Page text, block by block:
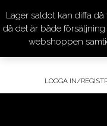
KVALITET
LOGGA IN/
Lager saldot kan diffa
då det är både
webshoppen